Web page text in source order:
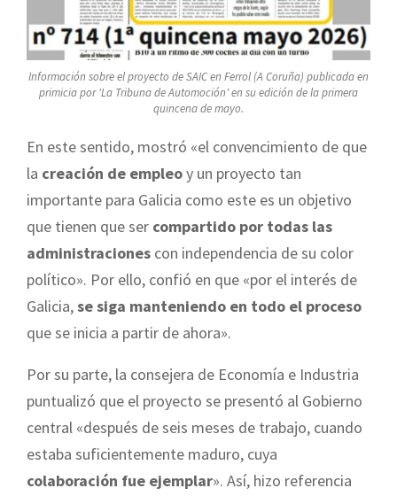
Información sobre el proyecto de SAIC en Ferrol (A Coruña) publicada en
primicia por 'La Tribuna de Automoción' en su edición de la primera
quincena de mayo.
En este sentido, mostró «el convencimiento de que
la creación de empleoy un proyecto tan
importante para Galicia como este es un objetivo
que tienen que ser compartido por todas las
administraciones con independencia de su color
político». Por ello, confió en que «por el interés de
Galicia,se siga manteniendo en todo el proceso
que se inicia a partir de ahora».
Por su parte, la consejera de Economía e Industria
puntualizó que el proyecto se presentó al Gobierno
central «después de seis meses de trabajo, cuando
estaba suficientemente maduro, cuya
colaboración fue ejemplar». Así, hizo referencia